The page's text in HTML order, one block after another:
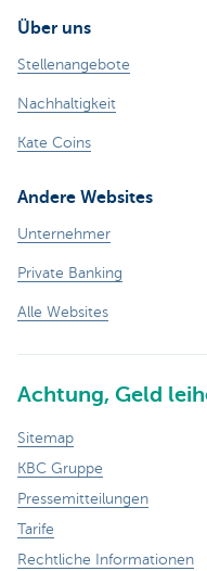
Über uns
Stellenangebote
Nachhaltigkeit
Kate Coins
Andere Websites
Unternehmer
Private Banking
Alle Websites
Achtung, Geld
Sitemap
KBC Gruppe
Pressemitteilungen
Tarife
Rechtliche Informationen